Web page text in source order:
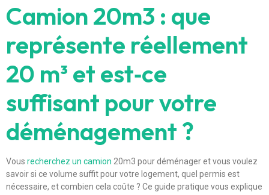
Camion 20m3 : que
représente réellement
20 m³ et est‑ce
suffisant pour votre
déménagement ?
Vous recherchez un camion 20m3 pour déménager et vous voulez
savoir si ce volume suffit pour votre logement, quel permis est
nécessaire, et combien cela coûte ? Ce guide pratique vous explique